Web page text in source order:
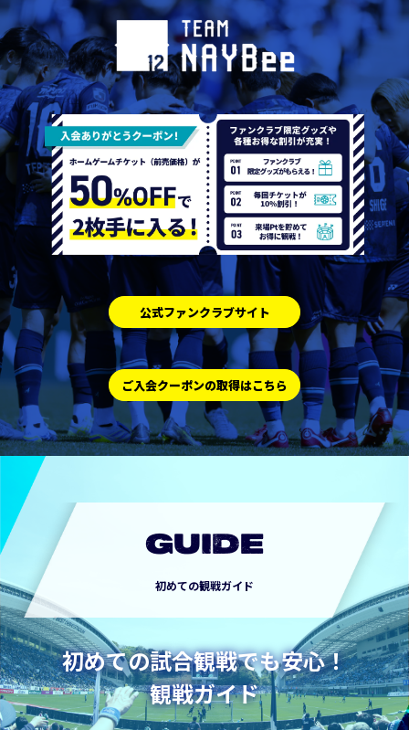
公式ファンクラブサイト
ご入会クーポンの取得はこちら
GUIDE
初めての観戦ガイド
初めての試合観戦でも安心！
観戦ガイド